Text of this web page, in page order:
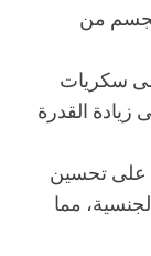
من
سكريات
زيادة القدرة
على تحسين
مما